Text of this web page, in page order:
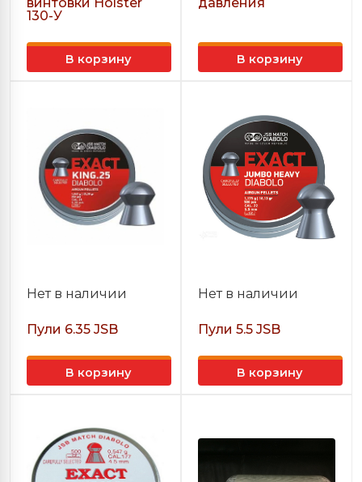
130-У
В корзину В корзину
Нет в наличии
Пули 6.35 JSB
В корзину
Нет в наличии
Пули 5.5 JSB
В корзину